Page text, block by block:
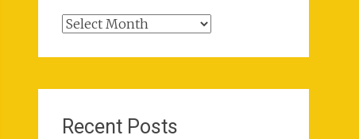
Total
Recent Posts